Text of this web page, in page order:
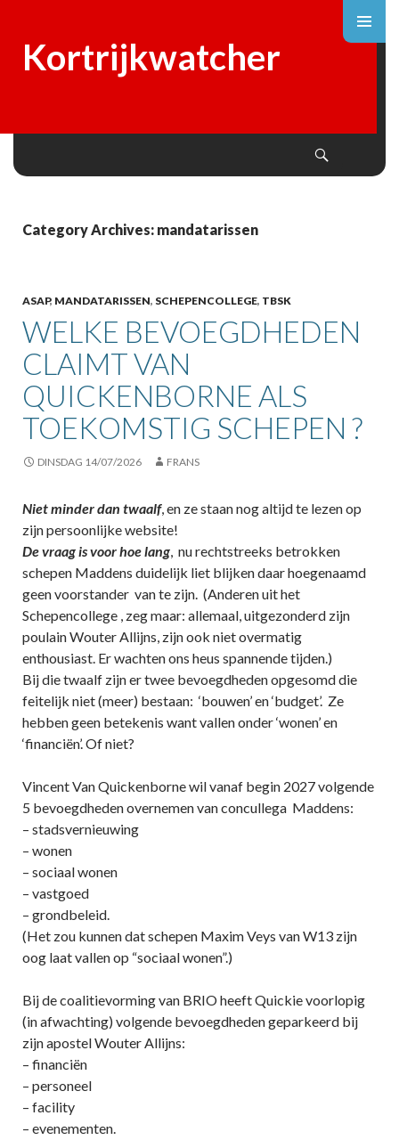
Kortrijkwatcher
Category Archives: mandatarissen
ASAP, MANDATARISSEN, SCHEPENCOLLEGE, TBSK
WELKE BEVOEGDHEDEN
CLAIMT VAN
QUICKENBORNE ALS
TOEKOMSTIG SCHEPEN ?
DINSDAG 14/07/2026 FRANS
Niet minder dan twaalf, en ze staan nog altijd te lezen op
zijn persoonlijke website!
De vraag is voor hoe lang, nu rechtstreeks betrokken
schepen Maddens duidelijk liet blijken daar hoegenaamd
geen voorstander van te zijn. (Anderen uit het
Schepencollege , zeg maar: allemaal, uitgezonderd zijn
poulain Wouter Allijns, zijn ook niet overmatig
enthousiast. Er wachten ons heus spannende tijden.)
Bij die twaalf zijn er twee bevoegdheden opgesomd die
feitelijk niet (meer) bestaan: ‘bouwen’ en ‘budget’. Ze
hebben geen betekenis want vallen onder ‘wonen’ en
‘financiën’. Of niet?
Vincent Van Quickenborne wil vanaf begin 2027 volgende
5 bevoegdheden overnemen van concullega Maddens:
– stadsvernieuwing
– wonen
– sociaal wonen
– vastgoed
– grondbeleid.
(Het zou kunnen dat schepen Maxim Veys van W13 zijn
oog laat vallen op “sociaal wonen”.)
Bij de coalitievorming van BRIO heeft Quickie voorlopig
(in afwachting) volgende bevoegdheden geparkeerd bij
zijn apostel Wouter Allijns:
– financiën
– personeel
– facility
– evenementen.